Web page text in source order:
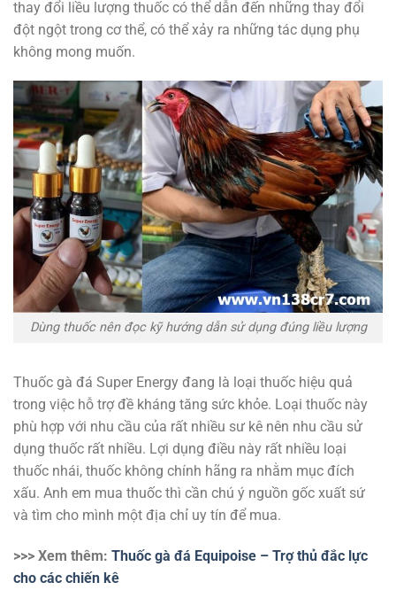
thay đổi liều lượng thuốc có thể dẫn đến những thay đổi
đột ngột trong cơ thể, có thể xảy ra những tác dụng phụ
không mong muốn.
Dùng thuốc nên đọc kỹ hướng dẫn sử dụng đúng liều lượng
Thuốc gà đá Super Energy đang là loại thuốc hiệu quả
trong việc hỗ trợ đề kháng tăng sức khỏe. Loại thuốc này
phù hợp với nhu cầu của rất nhiều sư kê nên nhu cầu sử
dụng thuốc rất nhiều. Lợi dụng điều này rất nhiều loại
thuốc nhái, thuốc không chính hãng ra nhằm mục đích
xấu. Anh em mua thuốc thì cần chú ý nguồn gốc xuất sứ
và tìm cho mình một địa chỉ uy tín để mua.
>>> Xem thêm: Thuốc gà đá Equipoise – Trợ thủ đắc lực
cho các chiến kê